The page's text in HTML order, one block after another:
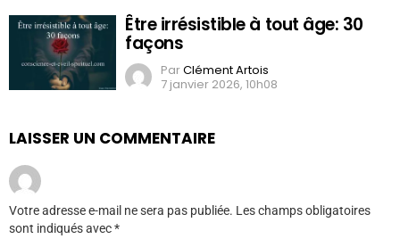
Être irrésistible à tout âge: 30
façons
ParClément Artois
7 janvier 2026, 10h08
LAISSER UN COMMENTAIRE
Votre adresse e-mail ne sera pas publiée. Les champs obligatoires
sont indiqués avec*